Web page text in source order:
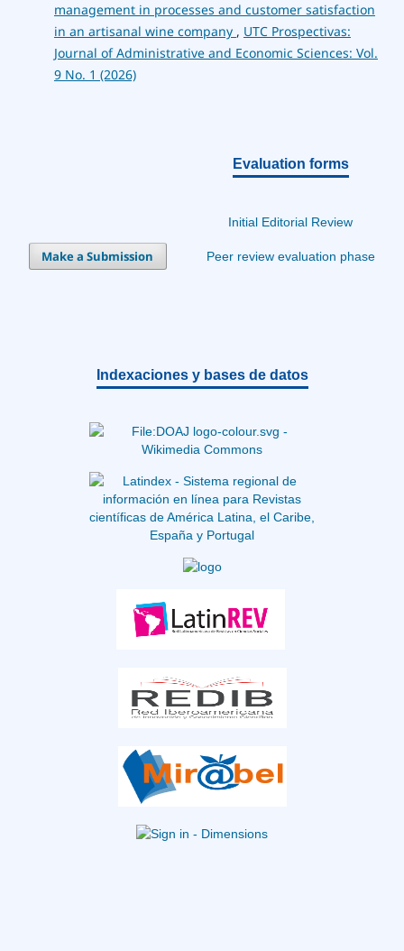
management in processes and customer satisfaction
in an artisanal wine company , UTC Prospectivas:
Journal of Administrative and Economic Sciences: Vol.
9 No. 1 (2026)
Make a Submission
Evaluation forms
Initial Editorial Review
Peer review evaluation phase
Indexaciones y bases de datos